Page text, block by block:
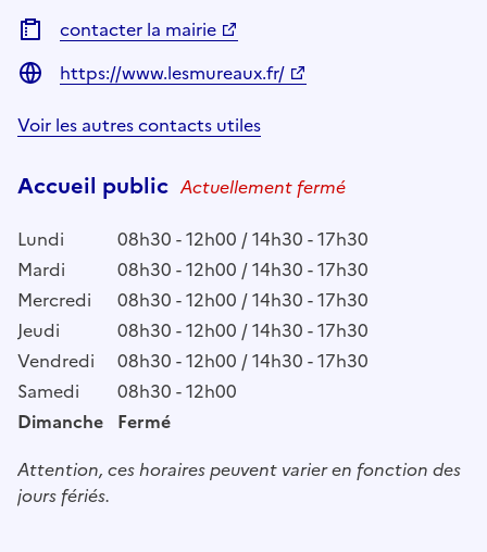
contacter la mairie
https://www.lesmureaux.fr/
Voir les autres contacts utiles
Accueil public Actuellement fermé
Lundi
08h30 - 12h00 / 14h30 - 17h30
Mardi
08h30 - 12h00 / 14h30 - 17h30
Mercredi
08h30 - 12h00 / 14h30 - 17h30
Jeudi
08h30 - 12h00 / 14h30 - 17h30
Vendredi
08h30 - 12h00 / 14h30 - 17h30
Samedi
08h30 - 12h00
Dimanche Fermé
Attention, ces horaires peuvent varier en fonction des
jours fériés.